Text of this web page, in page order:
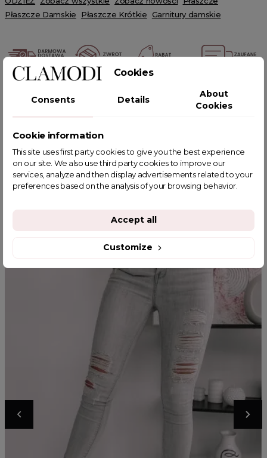
Płaszcze Damskie
Płaszcze Krótkie Garnitury damskie
YOU MIGHT ALSO LIKE
Cookies
Consents Details
About
Cookies
Cookie information
This site uses first party cookies to give you the best experience
on our site. We also use third party cookies to improve our
services, analyze and then display advertisements related to your
preferences based on the analysis of your browsing behavior.
Customize
Accept all